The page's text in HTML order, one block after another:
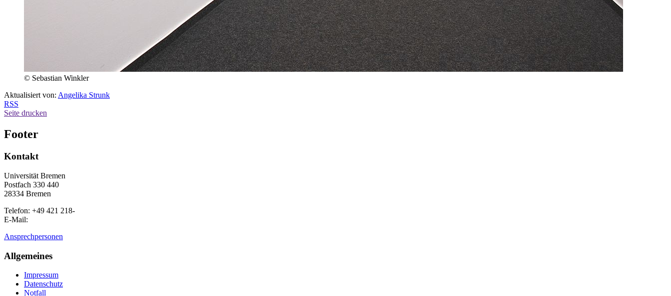
© Sebastian Winkler
Aktualisiert von: Angelika Strunk
RSS
Seite drucken
Footer
Kontakt
Universität Bremen
Postfach 330 440
28334 Bremen
Telefon: +49 421 218-
E-Mail:
Ansprechpersonen
Allgemeines
Impressum
Datenschutz
Notfall